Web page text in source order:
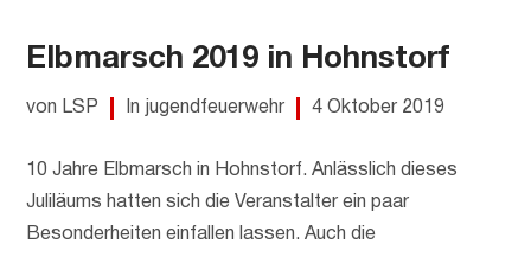
Elbmarsch 2019 in Hohnstorf
von LSP In jugendfeuerwehr 4 Oktober 2019
10 Jahre Elbmarsch in Hohnstorf. Anlässlich dieses
Juliläums hatten sich die Veranstalter ein paar
Besonderheiten einfallen lassen. Auch die